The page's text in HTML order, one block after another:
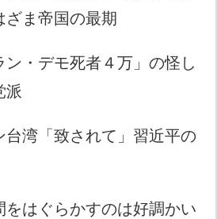
ざま帝国の最期
ン・デモ死者４万」の怪し
派
台湾「致されて」習近平の
をはぐらかすのは好調かい